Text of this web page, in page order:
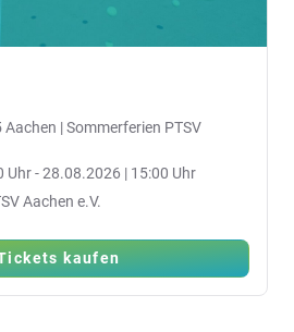
Aachen |Sommerferien PTSV
Uhr - 28.08.2026 | 15:00 Uhr
Aachen e.V.
kaufen